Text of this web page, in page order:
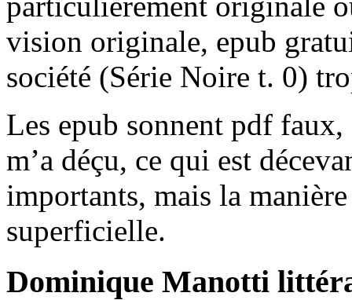
vision originale, epub
société (Série Noire t. 0)
Les epub sonnent pdf
m’a déçu, ce qui est
importants, mais la
superficielle.
Dominique Manotti